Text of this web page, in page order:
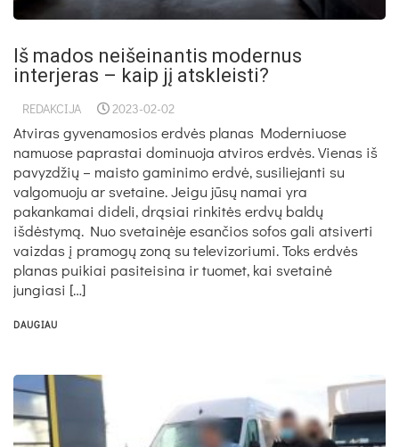
Iš mados neišeinantis modernus
interjeras – kaip jį atskleisti?
REDAKCIJA 2023-02-02
Atviras gyvenamosios erdvės planas Moderniuose
namuose paprastai dominuoja atviros erdvės. Vienas iš
pavyzdžių – maisto gaminimo erdvė, susiliejanti su
valgomuoju ar svetaine. Jeigu jūsų namai yra
pakankamai dideli, drąsiai rinkitės erdvų baldų
išdėstymą. Nuo svetainėje esančios sofos gali atsiverti
vaizdas į pramogų zoną su televizoriumi. Toks erdvės
planas puikiai pasiteisina ir tuomet, kai svetainė
jungiasi […]
DAUGIAU